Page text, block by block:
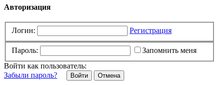
Авторизация
Логин: Регистрация
Пароль:
Запомнить меня
Войти как пользователь:
Забыли пароль?
Отмена